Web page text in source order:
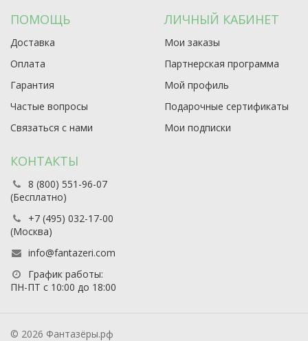
ПОМОЩЬ
Доставка
Оплата
Гарантия
Частые вопросы
Связаться с нами
ЛИЧНЫЙ КАБИНЕТ
Мои заказы
Партнерская программа
Мой профиль
Подарочные сертификаты
Мои подписки
КОНТАКТЫ
8 (800) 551-96-07
(Бесплатно)
+7 (495) 032-17-00
(Москва)
info@fantazeri.com
График работы:
ПН-ПТ с 10:00 до 18:00
© 2026 Фантазёры.рф